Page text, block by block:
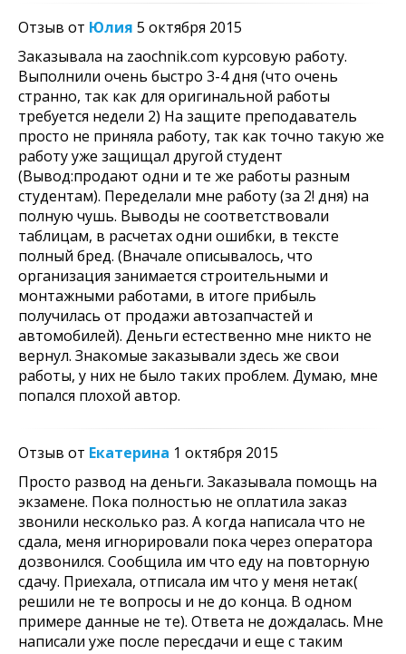
Отзыв от Юлия 5 октября 2015
Заказывала на zaochnik.com курсовую работу.
Выполнили очень быстро 3-4 дня (что очень
странно, так как для оригинальной работы
требуется недели 2) На защите преподаватель
просто не приняла работу, так как точно такую же
работу уже защищал другой студент
(Вывод:продают одни и те же работы разным
студентам). Переделали мне работу (за 2! дня) на
полную чушь. Выводы не соответствовали
таблицам, в расчетах одни ошибки, в тексте
полный бред. (Вначале описывалось, что
организация занимается строительными и
монтажными работами, в итоге прибыль
получилась от продажи автозапчастей и
автомобилей). Деньги естественно мне никто не
вернул. Знакомые заказывали здесь же свои
работы, у них не было таких проблем. Думаю, мне
попался плохой автор.
Отзыв от Екатерина 1 октября 2015
Просто развод на деньги. Заказывала помощь на
экзамене. Пока полностью не оплатила заказ
звонили несколько раз. А когда написала что не
сдала, меня игнорировали пока через оператора
дозвонился. Сообщила им что еду на повторную
сдачу. Приехала, отписала им что у меня нетак(
решили не те вопросы и не до конца. В одном
примере данные не те). Ответа не дождалась. Мне
написали уже после пересдачи и еще с таким